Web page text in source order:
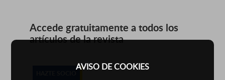
AVISO DE COOKIES
Accede gratuitamente a todos los
artículos de la revista